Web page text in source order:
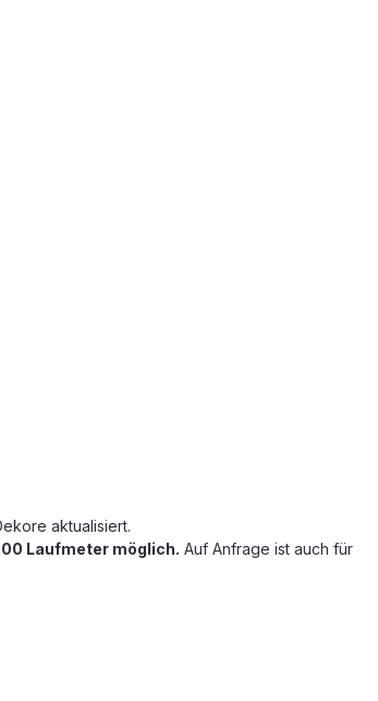
aktualisiert.
Laufmeter möglich. Auf Anfrage ist auch für